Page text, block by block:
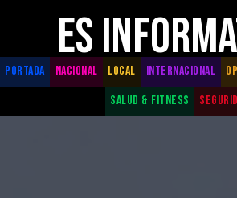
ES
PORTADA NACIONAL LOCAL INTERNACIONAL
SALUD & FITNESS